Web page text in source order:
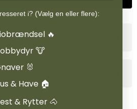
i? (Vælg en eller flere):
🔥
🐮
🐰
& Have 🏠
& Rytter 🐴